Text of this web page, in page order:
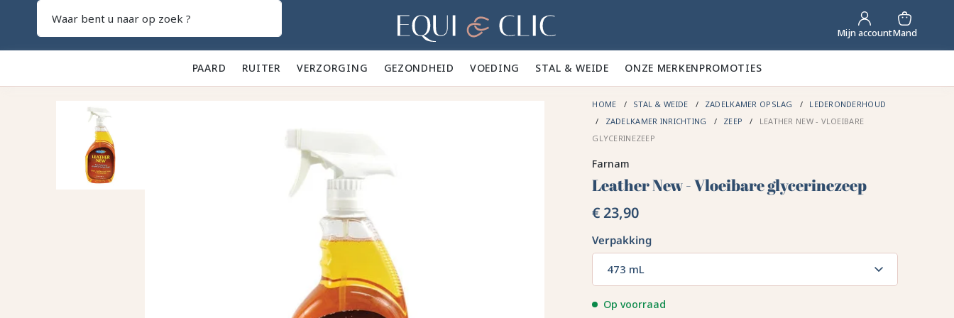
Home Mijn accountMand
PAARD 🐎 RUITER 👕VERZORGING 🪮 GEZONDHEID ✨VOEDING 🥕 STAL & WEIDE 🍃 ONZE MERKENPROMOTIES
HOME STAL & WEIDE ZADELKAMER OPSLAG
LEDERONDERHOUD
ZADELKAMER INRICHTING
ZEEP
LEATHER NEW - VLOEIBARE
GLYCERINEZEEP
Farnam
Leather New - Vloeibare glycerinezeep
€ 23,90
Verpakking
473 mL
Op voorraad